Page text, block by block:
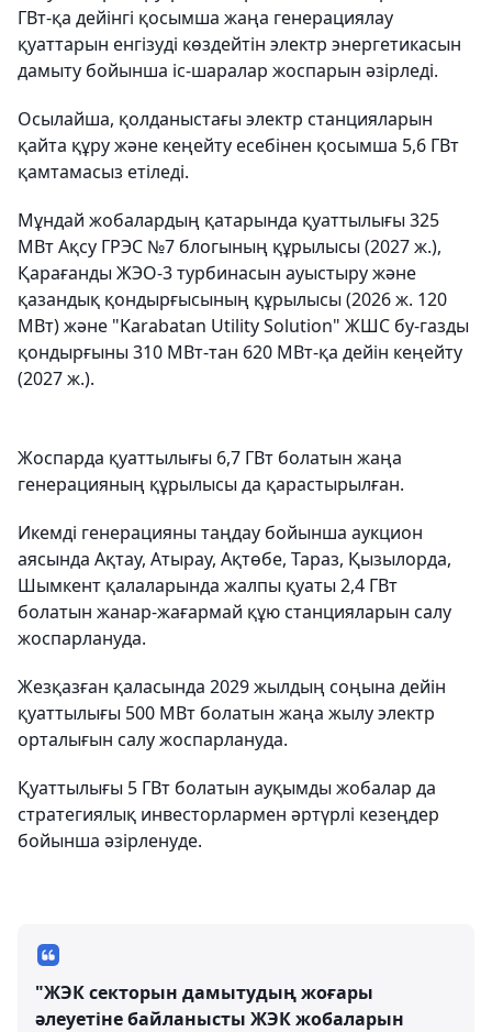
ГВт-қа дейінгі қосымша жаңа генерациялау
қуаттарын енгізуді көздейтін электр энергетикасын
дамыту бойынша іс-шаралар жоспарын әзірледі.
Осылайша, қолданыстағы электр станцияларын
қайта құру және кеңейту есебінен қосымша 5,6 ГВт
қамтамасыз етіледі.
Мұндай жобалардың қатарында қуаттылығы 325
МВт Ақсу ГРЭС №7 блогының құрылысы (2027 ж.),
Қарағанды ​​ЖЭО-3 турбинасын ауыстыру және
қазандық қондырғысының құрылысы (2026 ж. 120
МВт) және "Karabatan Utility Solution" ЖШС бу-газды
қондырғыны 310 МВт-тан 620 МВт-қа дейін кеңейту
(2027 ж.).
Жоспарда қуаттылығы 6,7 ГВт болатын жаңа
генерацияның құрылысы да қарастырылған.
Икемді генерацияны таңдау бойынша аукцион
аясында Ақтау, Атырау, Ақтөбе, Тараз, Қызылорда,
Шымкент қалаларында жалпы қуаты 2,4 ГВт
болатын жанар-жағармай құю станцияларын салу
жоспарлануда.
Жезқазған қаласында 2029 жылдың соңына дейін
қуаттылығы 500 МВт болатын жаңа жылу электр
орталығын салу жоспарлануда.
Қуаттылығы 5 ГВт болатын ауқымды жобалар да
стратегиялық инвесторлармен әртүрлі кезеңдер
бойынша әзірленуде.
"ЖЭК секторын дамытудың жоғары
әлеуетіне байланысты ЖЭК жобаларын